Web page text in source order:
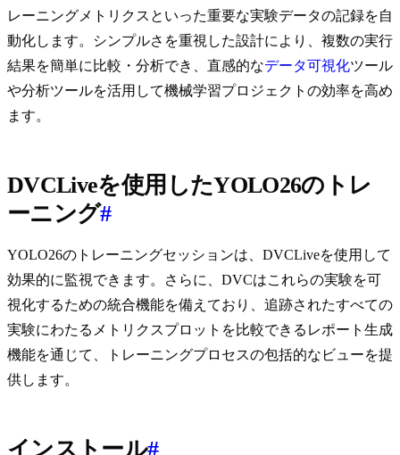
レーニングメトリクスといった重要な実験データの記録を自
動化します。シンプルさを重視した設計により、複数の実行
結果を簡単に比較・分析でき、直感的なデータ可視化ツール
や分析ツールを活用して機械学習プロジェクトの効率を高め
ます。
DVCLiveを使用したYOLO26のトレ
ーニング#
YOLO26のトレーニングセッションは、DVCLiveを使用して
効果的に監視できます。さらに、DVCはこれらの実験を可
視化するための統合機能を備えており、追跡されたすべての
実験にわたるメトリクスプロットを比較できるレポート生成
機能を通じて、トレーニングプロセスの包括的なビューを提
供します。
インストール#